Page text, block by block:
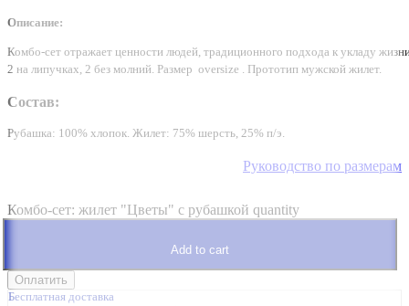
Описание:
Комбо-сет отражает ценности людей, традиционного подхода к укладу
2 на липучках, 2 без молний. Размер oversize . Прототип мужской жилет.
Состав:
Рубашка: 100% хлопок. Жилет: 75% шерсть, 25% п/э.
Руководство по размерам
Комбо-сет: жилет "Цветы" с рубашкой quantity
Add to cart
Бесплатная доставка